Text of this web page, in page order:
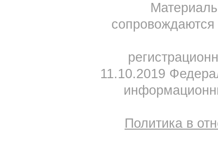
11.10.2019
Политика в